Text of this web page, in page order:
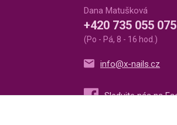
Dana Matušková
+420 735 055 075
(Po - Pá, 8 - 16 hod.)
info@x-nails.cz